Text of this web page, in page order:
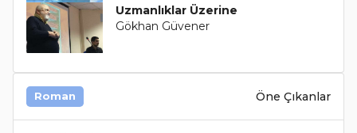
Uzmanlıklar Üzerine
Gökhan Güvener
Roman Öne Çıkanlar